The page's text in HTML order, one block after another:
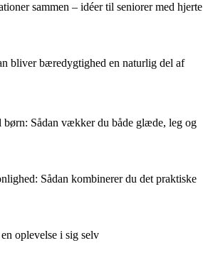
sammen – idéer til seniorer med hjerte
bliver bæredygtighed en naturlig del af
børn: Sådan vækker du både glæde, leg og
Sådan kombinerer du det praktiske
oplevelse i sig selv